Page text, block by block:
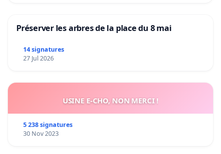
Préserver les arbres de la place du 8 mai
14 signatures
27 Jul 2026
USINE E-CHO, NON MERCI !
5 238 signatures
30 Nov 2023